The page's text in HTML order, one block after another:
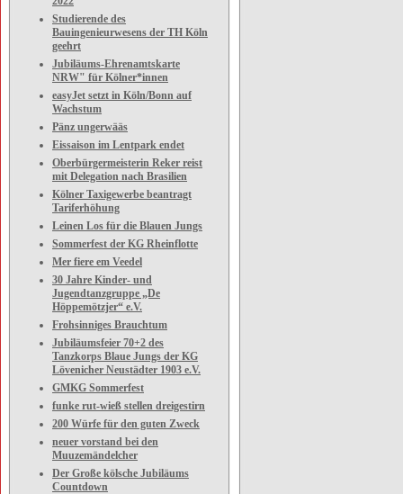
Studierende des
Bauingenieurwesens der TH Köln
geehrt
Jubiläums-Ehrenamtskarte
NRW" für Kölner*innen
easyJet setzt in Köln/Bonn auf
Wachstum
Pänz ungerwääs
Eissaison im Lentpark endet
Oberbürgermeisterin Reker reist
mit Delegation nach Brasilien
Kölner Taxigewerbe beantragt
Tariferhöhung
Leinen Los für die Blauen Jungs
Sommerfest der KG Rheinflotte
Mer fiere em Veedel
30 Jahre Kinder- und
Jugendtanzgruppe „De
Höppemötzjer“ e.V.
Frohsinniges Brauchtum
Jubiläumsfeier 70+2 des
Tanzkorps Blaue Jungs der KG
Lövenicher Neustädter 1903 e.V.
GMKG Sommerfest
funke rut-wieß stellen dreigestirn
200 Würfe für den guten Zweck
neuer vorstand bei den
Muuzemändelcher
Der Große kölsche Jubiläums
Countdown